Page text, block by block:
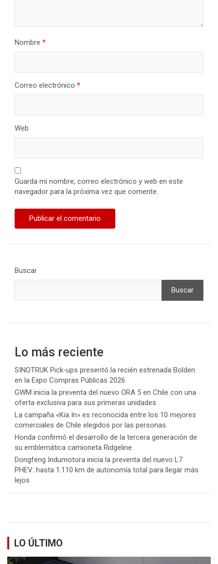
Nombre *
Correo electrónico *
Web
Guarda mi nombre, correo electrónico y web en este
navegador para la próxima vez que comente.
Buscar
Buscar
Lo más reciente
SINOTRUK Pick-ups presentó la recién estrenada Bolden
en la Expo Compras Públicas 2026
GWM inicia la preventa del nuevo ORA 5 en Chile con una
oferta exclusiva para sus primeras unidades
La campaña «Kia In» es reconocida entre los 10 mejores
comerciales de Chile elegidos por las personas
Honda confirmó el desarrollo de la tercera generación de
su emblemática camioneta Ridgeline
Dongfeng Indumotora inicia la preventa del nuevo L7
PHEV: hasta 1.110 km de autonomía total para llegar más
lejos
LO ÚLTIMO